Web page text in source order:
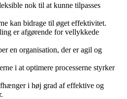
nok til at kunne tilpasses
kan bidrage til øget effektivitet.
er afgørende for vellykkede
en organisation, der er agil og
i at optimere processerne styrker
i høj grad af effektive og